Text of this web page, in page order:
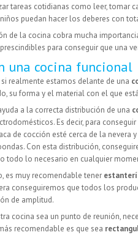
tareas cotidianas como leer, tomar
puedan hacer los deberes con
de la cocina cobra mucha
para conseguir que una
una cocina funcional
realmente estamos delante de una
su forma y el material con el que
a la correcta distribución de una
Es decir, para
de cocción esté cerca de la
Con esta distribución,
todo lo necesario en cualquier
es muy recomendable tener
conseguiremos que todos los
de amplitud.
cocina sea un punto de reunión,
recomendable es que sea